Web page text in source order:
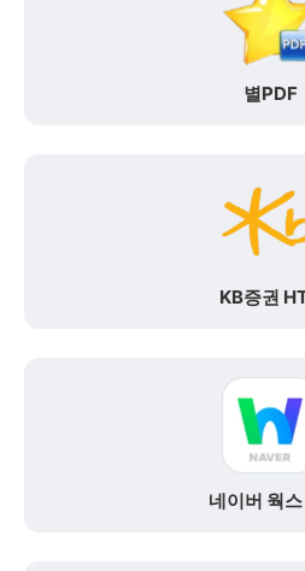
별PDF
KB증권
네이버 웍